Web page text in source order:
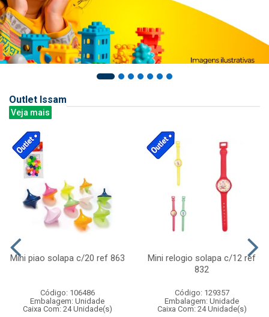
Outlet Issam
Veja mais
Mini piao solapa c/20 ref 863
Código: 106486
Embalagem: Unidade
Caixa Com: 24 Unidade(s)
Mini relogio solapa c/12 ref
832
Código: 129357
Embalagem: Unidade
Caixa Com: 24 Unidade(s)